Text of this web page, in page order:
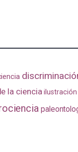
la ciencia